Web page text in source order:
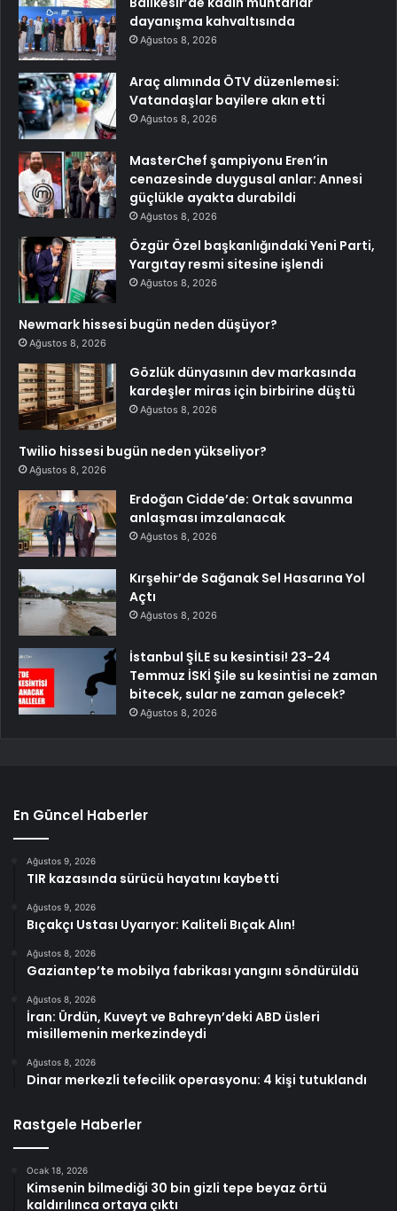
dayanışma kahvaltısında
Ağustos 8, 2026
Araç alımında ÖTV düzenlemesi:
Vatandaşlar bayilere akın etti
Ağustos 8, 2026
MasterChef şampiyonu Eren’in
cenazesinde duygusal anlar: Annesi
güçlükle ayakta durabildi
Ağustos 8, 2026
Özgür Özel başkanlığındaki Yeni Parti,
Yargıtay resmi sitesine işlendi
Ağustos 8, 2026
Newmark hissesi bugün neden düşüyor?
Ağustos 8, 2026
Gözlük dünyasının dev markasında
kardeşler miras için birbirine düştü
Ağustos 8, 2026
Twilio hissesi bugün neden yükseliyor?
Ağustos 8, 2026
Erdoğan Cidde’de: Ortak savunma
anlaşması imzalanacak
Ağustos 8, 2026
Kırşehir’de Sağanak Sel Hasarına Yol
Açtı
Ağustos 8, 2026
İstanbul ŞİLE su kesintisi! 23-24
Temmuz İSKİ Şile su kesintisi ne zaman
bitecek, sular ne zaman gelecek?
Ağustos 8, 2026
En Güncel Haberler
Ağustos 9, 2026
TIR kazasında sürücü hayatını kaybetti
Ağustos 9, 2026
Bıçakçı Ustası Uyarıyor: Kaliteli Bıçak Alın!
Ağustos 8, 2026
Gaziantep’te mobilya fabrikası yangını söndürüldü
Ağustos 8, 2026
İran: Ürdün, Kuveyt ve Bahreyn’deki ABD üsleri
misillemenin merkezindeydi
Ağustos 8, 2026
Dinar merkezli tefecilik operasyonu: 4 kişi tutuklandı
Rastgele Haberler
Ocak 18, 2026
Kimsenin bilmediği 30 bin gizli tepe beyaz örtü
kaldırılınca ortaya çıktı